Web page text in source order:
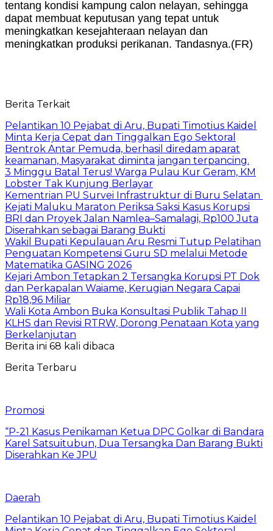
tentang kondisi kampung calon nelayan, sehingga
dapat membuat keputusan yang tepat untuk
meningkatkan kesejahteraan nelayan dan
meningkatkan produksi perikanan. Tandasnya.(FR)
Berita Terkait
Pelantikan 10 Pejabat di Aru, Bupati Timotius Kaidel
Minta Kerja Cepat dan Tinggalkan Ego Sektoral
Bentrok Antar Pemuda, berhasil diredam aparat
keamanan, Masyarakat diminta jangan terpancing.
3 Minggu Batal Terus! Warga Pulau Kur Geram, KM
Lobster Tak Kunjung Berlayar
Kementrian PU Survei Infrastruktur di Buru Selatan
Kejati Maluku Maraton Periksa Saksi Kasus Korupsi
BRI dan Proyek Jalan Namlea–Samalagi, Rp100 Juta
Diserahkan sebagai Barang Bukti
Wakil Bupati Kepulauan Aru Resmi Tutup Pelatihan
Penguatan Kompetensi Guru SD melalui Metode
Matematika GASING 2026
Kejari Ambon Tetapkan 2 Tersangka Korupsi PT Dok
dan Perkapalan Waiame, Kerugian Negara Capai
Rp18,96 Miliar
Wali Kota Ambon Buka Konsultasi Publik Tahap II
KLHS dan Revisi RTRW, Dorong Penataan Kota yang
Berkelanjutan
Berita ini 68 kali dibaca
Berita Terbaru
Promosi
“P-21 Kasus Penikaman Ketua DPC Golkar di Bandara
Karel Satsuitubun, Dua Tersangka Dan Barang Bukti
Diserahkan Ke JPU
Daerah
Pelantikan 10 Pejabat di Aru, Bupati Timotius Kaidel